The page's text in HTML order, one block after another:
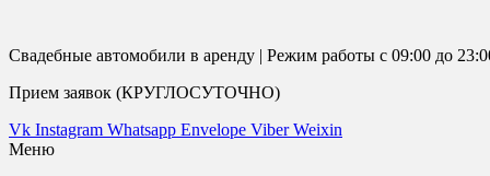
Свадебные автомобили в аренду | Режим работы с 09:00 до
Прием заявок (КРУГЛОСУТОЧНО)
Vk Instagram Whatsapp Envelope Viber Weixin
Меню